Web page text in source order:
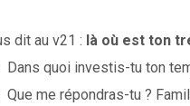
dit au v21 : là où est ton
Dans quoi investis-tu ton
Que me répondras-tu ?